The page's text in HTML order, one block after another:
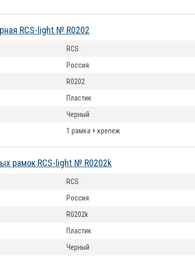
RCS-light № R0202
RCS
Россия
R0202
Пластик
Черный
1 рамка + крепеж
рамок RCS-light № R0202k
RCS
Россия
R0202k
Пластик
Черный